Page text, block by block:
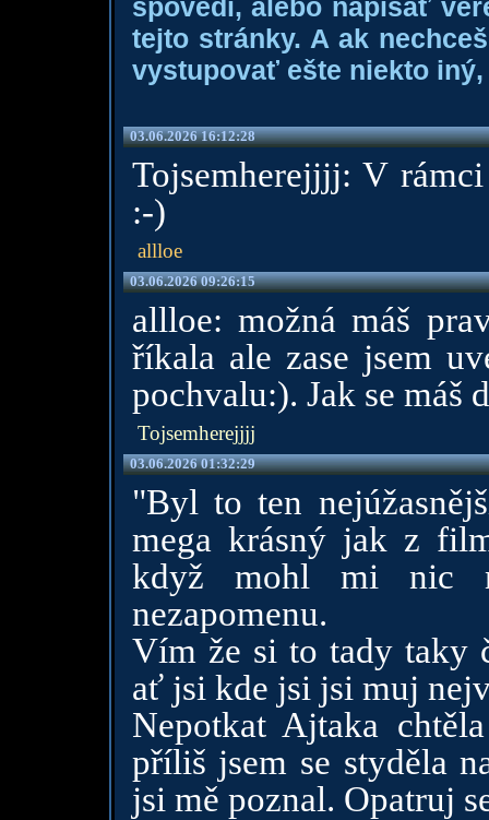
spovedi, alebo napísať
tejto stránky. A ak
vystupovať ešte niekto
03.06.2026 16:12:28
Tojsemherejjjj: V
:-)
allloe
03.06.2026 09:26:15
allloe: možná máš
říkala ale zase jsem
pochvalu:). Jak se máš
Tojsemherejjjj
03.06.2026 01:32:29
"Byl to ten
mega krásný jak z
když mohl mi nic
nezapomenu.
Vím že si to tady taky
ať jsi kde jsi jsi muj
Nepotkat Ajtaka
příliš jsem se styděla
jsi mě poznal. Opatruj